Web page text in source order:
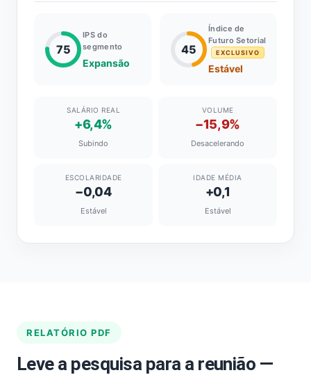
75
IPS do
segmento
Expansão
45
Índice de
Futuro Setorial
EXCLUSIVO
Estável
SALÁRIO REAL
+6,4%
Subindo
VOLUME
−15,9%
Desacelerando
ESCOLARIDADE
−0,04
Estável
IDADE MÉDIA
+0,1
Estável
RELATÓRIO PDF
Leve a pesquisa para a reunião —